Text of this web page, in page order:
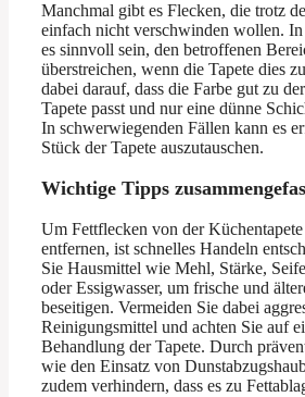
Manchmal gibt es Flecken, die trotz
einfach nicht verschwinden wollen.
es sinnvoll sein, den betroffenen
überstreichen, wenn die Tapete dies
dabei darauf, dass die Farbe gut zu
Tapete passt und nur eine dünne
In schwerwiegenden Fällen kann es
Stück der Tapete auszutauschen.
Wichtige Tipps
Um Fettflecken von der
entfernen, ist schnelles Handeln
Sie Hausmittel wie Mehl, Stärke,
oder Essigwasser, um frische und
beseitigen. Vermeiden Sie dabei
Reinigungsmittel und achten Sie auf
Behandlung der Tapete. Durch
wie den Einsatz von
zudem verhindern, dass es zu